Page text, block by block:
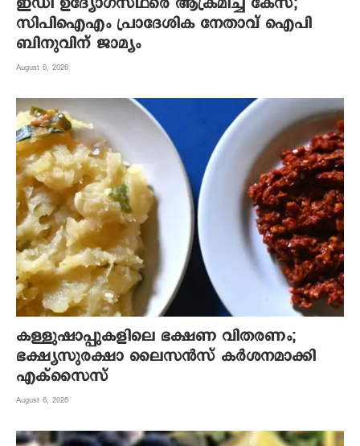
സിപിഐഎം പ്രാദേശിക നേതാവ് ഐപി
ബിനുവിന് ജാമ്യം
August 6, 2026
കള്ളുഷാപ്പുകളിലെ ഭക്ഷണ വിതരണം;
ഭക്ഷ്യസുരക്ഷാ ലൈസന്‍സ് കര്‍ശനമാക്കി
എക്‌സൈസ്
August 6, 2026